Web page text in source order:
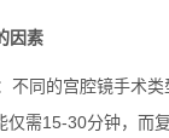
因素
不同的宫腔镜手术类
仅需15-30分钟，而